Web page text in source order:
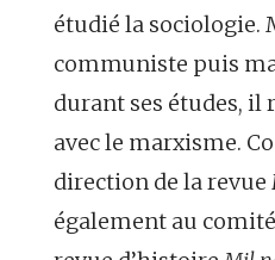
étudié la sociologie.
communiste puis
durant ses études,
avec le marxisme.
direction de la revue
également au